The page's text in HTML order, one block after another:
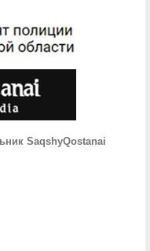
SaqshyQostanai